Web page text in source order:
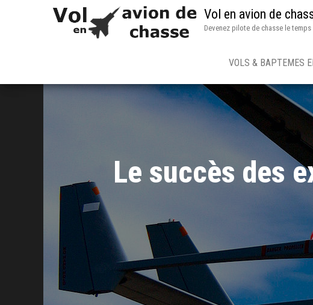
Vol en avion de
Devenez pilote de chasse le
VOLS & BAPTEMES
Le succès des